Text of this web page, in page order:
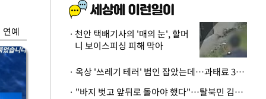
연예
천안 택배기사의 '매의 눈', 할머
니 보이스피싱 피해 막아
· 옥상 '쓰레기 테러' 범인 잡았는데…과태료 3만원 처분에 숙박업주 허탈
· "바지 벗고 앞뒤로 돌아야 했다"…탈북민 김서아, 기쁨조 검사 수치심 회상